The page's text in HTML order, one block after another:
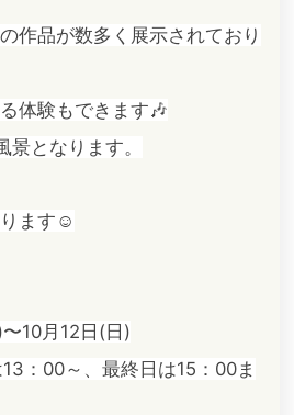
作品が数多く展示されており
体験もできます🎶
となります。
ます☺️
10月12日(日)
：00～、最終日は15：00ま